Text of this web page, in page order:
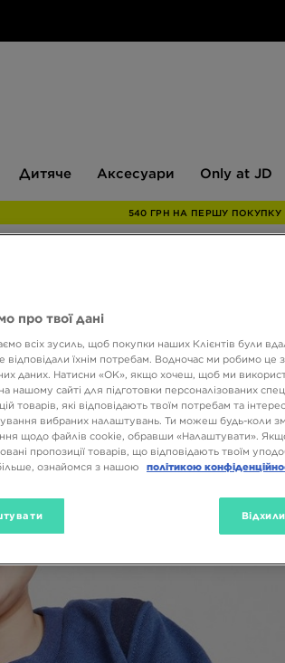
Дитяче Аксесуари
JD
Only at JD
540 ГРН НА ПЕРШУ ПОКУПКУ
про твої дані
всіх зусиль, щоб покупки наших Клієнтів були
відповідали їхнім потребам. Водночас ми робимо це
даних. Натисни «OK», якщо хочеш, щоб ми
нашому сайті для підготовки персоналізованих
товарів, які відповідають твоїм потребам та
вибраних налаштувань. Ти можеш будь-коли
щодо файлів cookie, обравши «Налаштувати».
пропозиції товарів, що відповідають твоїм
ознайомся з нашою
політикою